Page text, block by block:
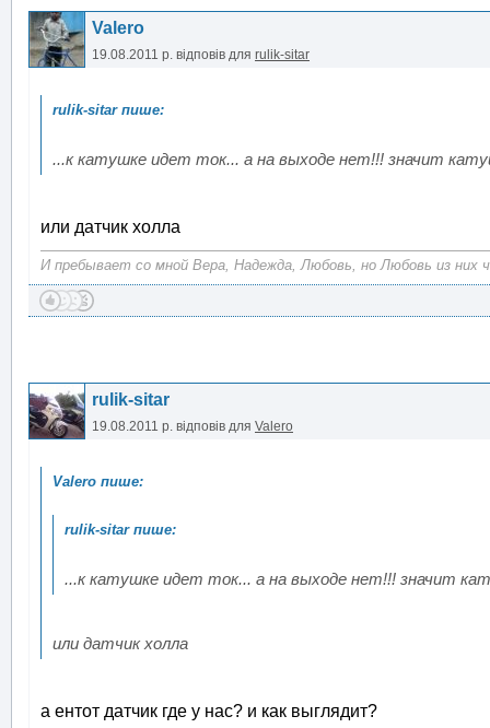
Valero
19.08.2011 р. відповів для rulik-sitar
...к катушке идет ток... а на выходе нет!!! значит
или датчик холла
И пребывает со мной Вера, Надежда, Любовь, но Любовь из них
rulik-sitar
19.08.2011 р. відповів для Valero
...к катушке идет ток... а на выходе нет!!! значит
или датчик холла
а ентот датчик где у нас? и как выглядит?